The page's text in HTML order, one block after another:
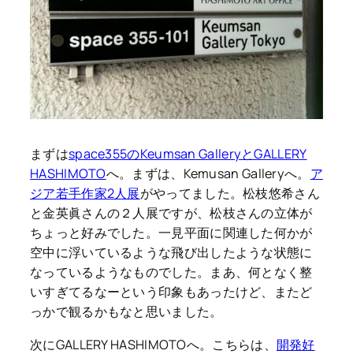
まずはspace355のKeumsan GalleryとGALLERY
HASHIMOTOへ。まずは、Kemusan Galleryへ。 ア
ジア若手作家2人展がやってました。松枝悠希さん
と金英眞さんの２人展ですが、松枝さんの立体が
ちょっと好みでした。一見平面に関連した何かが
空中に浮いているような飛び出したような状態に
なっているようなものでした。まあ、何となく整
いすぎてるなーという印象もあったけど、またど
っかで観るかもなと思いました。
次にGALLERY HASHIMOTOへ。こちらは、 開発好